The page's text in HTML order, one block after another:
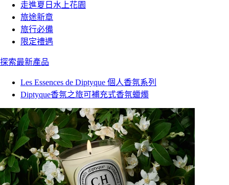
走進夏日水上花園
旅途新章
旅行必備
限定禮遇
探索最新產品
Les Essences de Diptyque 個人香氛系列
Diptyque香氛之旅可補充式香氛蠟燭